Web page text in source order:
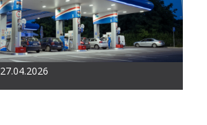
27.04.2026